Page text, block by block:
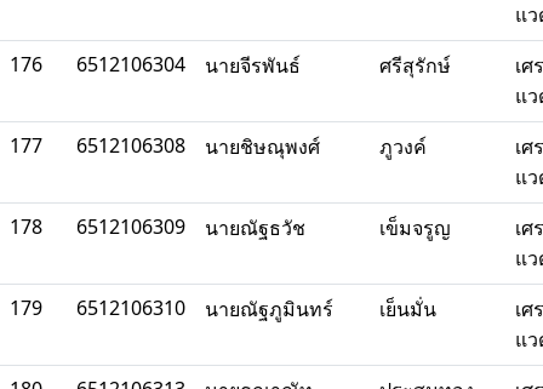
แ
176
6512106304 นายจีรพันธ์ ศรีสุรักษ์
เ
แ
177
6512106308 นายชิษณุพงศ์ ภูวงค์
เ
แ
178
6512106309 นายณัฐธวัช เข็มจรูญ
เ
แ
179
6512106310 นายณัฐภูมินทร์ เย็นมั่น
เ
แ